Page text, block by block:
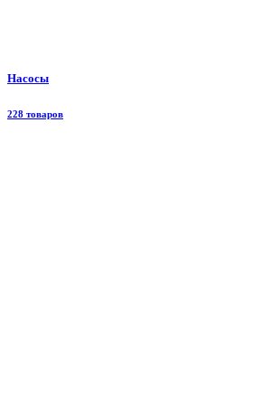
Насосы
228 товаров